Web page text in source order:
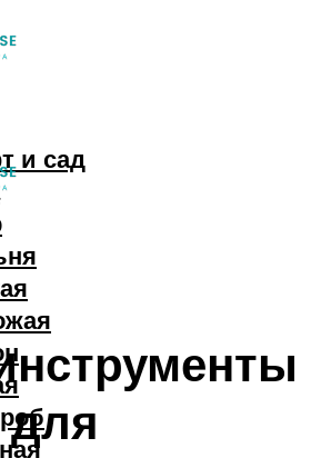
и сад